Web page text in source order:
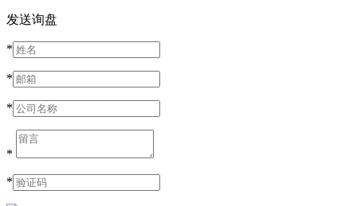
发送询盘
*
*
*
*
*